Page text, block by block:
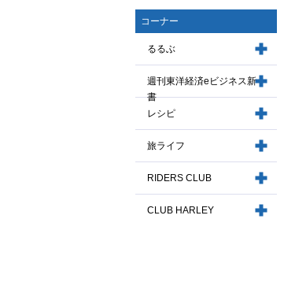
コーナー
るるぶ
週刊東洋経済eビジネス新
書
レシピ
旅ライフ
RIDERS CLUB
CLUB HARLEY